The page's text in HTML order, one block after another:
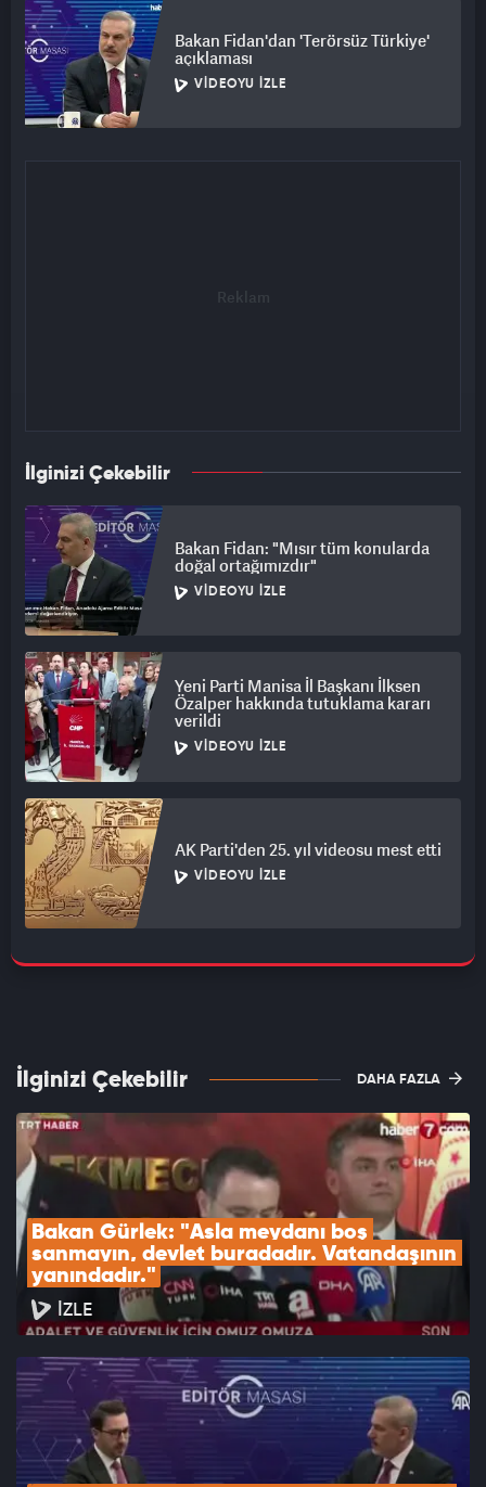
Bakan Fidan'dan 'Terörsüz Türkiye'
açıklaması
VIDEOYU İZLE
İlginizi Çekebilir
Bakan Fidan: "Mısır tüm konularda
doğal ortağımızdır"
VIDEOYU İZLE
Yeni Parti Manisa İl Başkanı İlksen
Özalper hakkında tutuklama kararı
verildi
VIDEOYU İZLE
AK Parti'den 25. yıl videosu mest etti
VIDEOYU İZLE
İlginizi Çekebilir DAHA FAZLA
Bakan Gürlek: "Asla meydanı boş
sanmayın, devlet buradadır. Vatandaşının
yanındadır."
İZLE